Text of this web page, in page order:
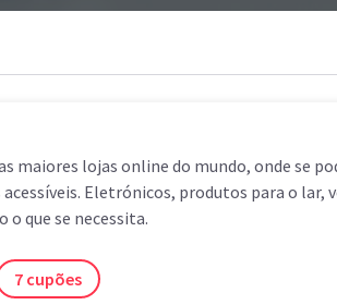
maiores lojas online do mundo, onde se
Eletrónicos, produtos para o lar,
o que se necessita.
7 cupões